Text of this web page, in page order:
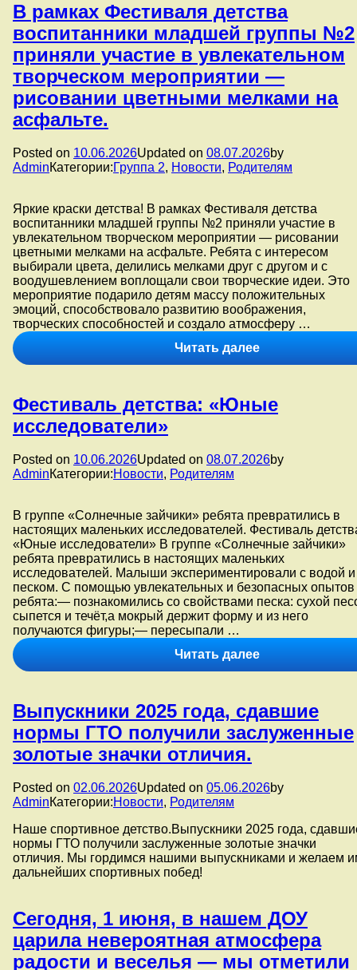
Хлеба
—
велика!»
в
старшей
группе
№ 7.
Сегодня
группе
№ 7
день
в
рамках
проекта
воспитания
«Цена
крошки
Хлеба-
В рамках Фестиваля детства
воспитанники младшей группы №2
приняли участие в увлекательном
творческом мероприятии —
рисовании цветными мелками на
асфальте.
Posted on 10.06.2026Updated on 08.07.2026by
AdminКатегории:Группа 2, Новости, Родителям
Яркие краски детства! В рамках Фестиваля детства
воспитанники младшей группы №2 приняли участие в
увлекательном творческом мероприятии — рисовании
цветными мелками на асфальте. Ребята с интересом
выбирали цвета, делились мелками друг с другом и с
воодушевлением воплощали свои творческие идеи. Это
мероприятие подарило детям массу положительных
эмоций, способствовало развитию воображения,
творческих способностей и создало атмосферу …
Читать далееВ
воспитанники
младшей
приняли
творческом
мероприятии
—
рисовании
цветными
мелками
на
асфальте.
Фестиваль детства: «Юные
исследователи»
Posted on 10.06.2026Updated on 08.07.2026by
AdminКатегории:Новости, Родителям
В группе «Солнечные зайчики» ребята превратились в
настоящих маленьких исследователей. Фестиваль
«Юные исследователи» В группе «Солнечные зайчики»
ребята превратились в настоящих маленьких
исследователей. Малыши экспериментировали с водой и
песком. С помощью увлекательных и безопасных опытов
ребята:— познакомились со свойствами песка: сухой
сыпется и течёт,а мокрый держит форму и из него
получаются фигуры;— пересыпали …
Читать далееФестиваль
Выпускники 2025 года, сдавшие
нормы ГТО получили заслуженные
золотые значки отличия.
Posted on 02.06.2026Updated on 05.06.2026by
AdminКатегории:Новости, Родителям
Наше спортивное детство.Выпускники 2025 года,
нормы ГТО получили заслуженные золотые значки
отличия. Мы гордимся нашими выпускниками и желаем
дальнейших спортивных побед!
Сегодня, 1 июня, в нашем ДОУ
царила невероятная атмосфера
радости и веселья — мы отметили